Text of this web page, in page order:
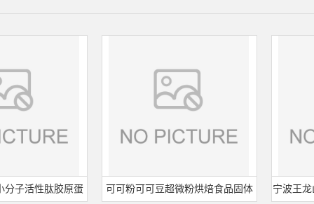
性肽胶原蛋 可可粉可可豆超微粉烘焙食品固体 宁波王龙山梨